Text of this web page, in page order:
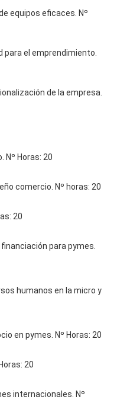
equipos eficaces. Nº
el emprendimiento.
de la empresa.
Nº Horas: 20
comercio. Nº horas: 20
20
para pymes.
humanos en la micro y
en pymes. Nº Horas: 20
20
internacionales. Nº